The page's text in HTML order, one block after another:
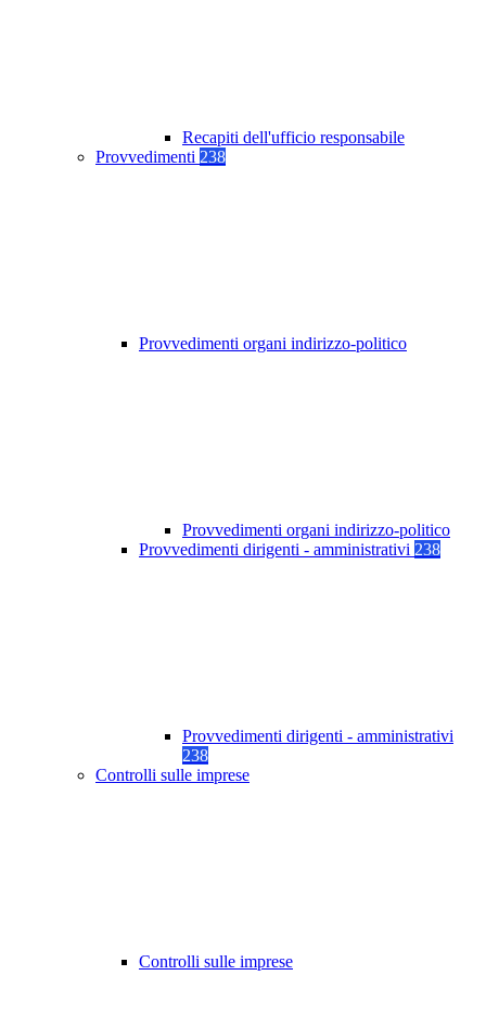
Recapiti dell'ufficio responsabile
Provvedimenti 238
Provvedimenti organi indirizzo-politico
Provvedimenti organi indirizzo-politico
Provvedimenti dirigenti - amministrativi 238
Provvedimenti dirigenti - amministrativi
238
Controlli sulle imprese
Controlli sulle imprese